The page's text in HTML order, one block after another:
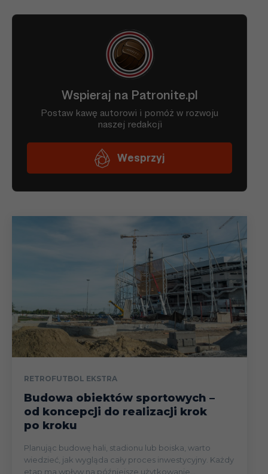
RETROFUTBOL EKSTRA
Budowa obiektów sportowych –
od koncepcji do realizacji krok
po kroku
Planując budowę hali, stadionu lub boiska, warto
wiedzieć, jak wygląda cały proces inwestycyjny. Każdy
etap ma wpływ na późniejsze użytkowanie...